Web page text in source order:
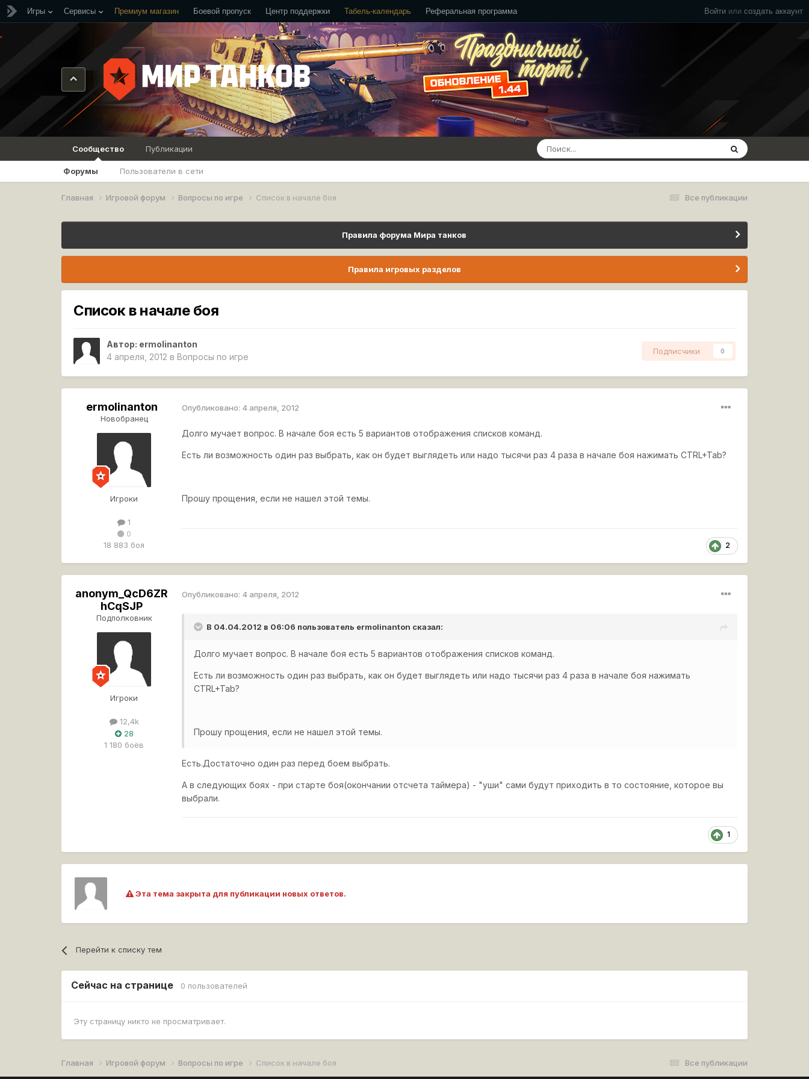
Войти или создать аккаунт
Игры Сервисы Премиум магазин Боевой пропуск Центр поддержки Табель-календарь Реферальная программа
Сообщество
Форумы Пользователи в сети
Публикации
Все публикации
Главная Игровой форум Вопросы по игре Список в начале боя
Правила форума Мира танков
Правила игровых разделов
Список в начале боя
Автор: ermolinanton
4 апреля, 2012 в Вопросы по игре
Подписчики 0
ermolinanton
Новобранец
Игроки
1
0
18 883 боя
Опубликовано: 4 апреля, 2012
Долго мучает вопрос. В начале боя есть 5 вариантов отображения списков команд.
Есть ли возможность один раз выбрать, как он будет выглядеть или надо тысячи раз 4 раза в начале боя нажимать CTRL+Tab?
Прошу прощения, если не нашел этой темы.
2
anonym_QcD6ZR
hCqSJP
Подполковник
Игроки
12,4k
28
1 180 боёв
Опубликовано: 4 апреля, 2012
В 04.04.2012 в 06:06 пользователь ermolinanton сказал:
Долго мучает вопрос. В начале боя есть 5 вариантов отображения списков команд.
Есть ли возможность один раз выбрать, как он будет выглядеть или надо тысячи раз 4 раза в начале боя нажимать
CTRL+Tab?
Прошу прощения, если не нашел этой темы.
Есть.Достаточно один раз перед боем выбрать.
А в следующих боях - при старте боя(окончании отсчета таймера) - "уши" сами будут приходить в то состояние, которое вы
выбрали.
1
Эта тема закрыта для публикации новых ответов.
Перейти к списку тем
Сейчас на странице 0 пользователей
Эту страницу никто не просматривает.
Все публикации
Главная Игровой форум Вопросы по игре Список в начале боя